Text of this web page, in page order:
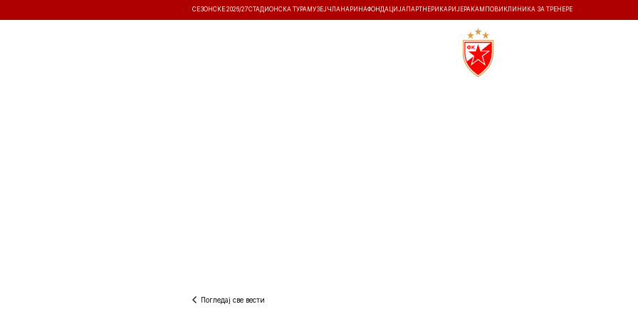
СЕЗОНСКЕ 2026/27СТАДИОНСКА ТУРА МУЗЕЈ ЧЛАНАРИНАФОНДАЦИЈА ПАРТНЕРИ КАРИЈЕРА КАМПОВИ КЛИНИКА ЗА ТРЕНЕРЕ
Погледај све вести